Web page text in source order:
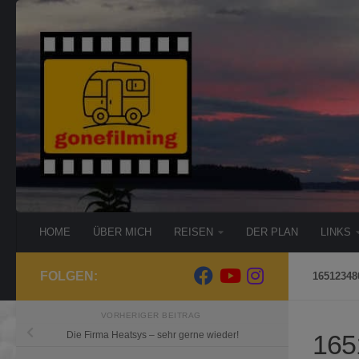
HOME ÜBER MICH REISEN DER PLAN LINKS
FOLGEN:
VORHERIGER BEITRAG
Die Firma Heatsys – sehr gerne wieder!